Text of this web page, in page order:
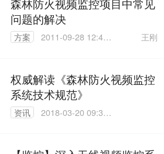
问题的解决
方案
2011-09-28 12:44:
王刚
权威解读《森林防火视频监控
系统技术规范》
资讯
2018-03-20 09:32: